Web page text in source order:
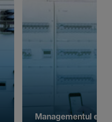
Managementul